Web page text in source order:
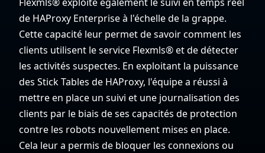
de HAProxy Enterprise à l'échelle de la grappe.
Cette capacité leur permet de savoir comment les
clients utilisent le service Flexmls® et de détecter
les activités suspectes. En exploitant la puissance
des Stick Tables de HAProxy, l'équipe a réussi à
mettre en place un suivi et une journalisation des
clients par le biais de ses capacités de protection
contre les robots nouvellement mises en place.
Cela leur a permis de bloquer les connexions ou